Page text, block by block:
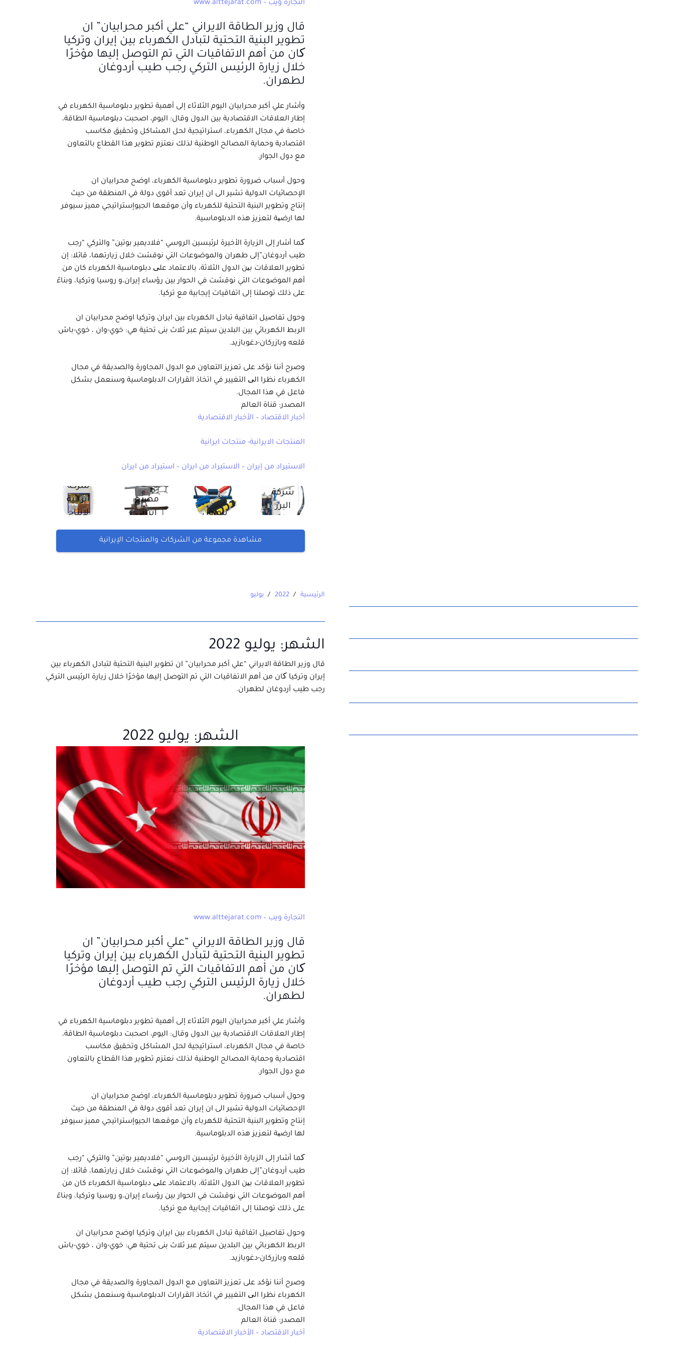
التجارة ويب – www.alttejarat.com
قال وزير الطاقة الايراني “علي أكبر محرابيان” ان
تطوير البنية التحتية لتبادل الكهرباء بين إيران وتركيا
کان من أهم الاتفاقيات التي تم التوصل إليها مؤخرًا
خلال زيارة الرئيس التركي رجب طيب أردوغان
لطهران.
وأشار علي أكبر محرابيان اليوم الثلاثاء إلى أهمية تطوير دبلوماسية الكهرباء في
إطار العلاقات الاقتصادية بين الدول وقال: اليوم، اصحبت دبلوماسية الطاقة،
خاصة في مجال الكهرباء، استراتيجية لحل المشاكل وتحقيق مكاسب
اقتصادية وحماية المصالح الوطنية لذلك نعتزم تطوير هذا القطاع بالتعاون
مع دول الجوار.
وحول أسباب ضرورة تطوير دبلوماسية الكهرباء، اوضح محرابيان ان
الإحصائيات الدولية تشير الى ان إيران تعد أقوى دولة في المنطقة من حيث
إنتاج وتطوير البنية التحتية للكهرباء وأن موقعها الجيوإستراتيجي مميز سيوفر
لها ارضیة لتعزيز هذه الدبلوماسية.
کما أشار إلى الزيارة الأخيرة لرئيسين الروسي “فلاديمير بوتين” والتركي “رجب
طيب أردوغان”إلى طهران والموضوعات التي نوقشت خلال زيارتهما، قائلا: إن
تطوير العلاقات بین الدول الثلاثة، بالاعتماد علی دبلوماسية الكهرباء كان من
أهم الموضوعات التي نوقشت في الحوار بين رؤساء إيران،و روسيا وتركيا، وبناءً
على ذلك توصلنا إلى اتفاقيات إيجابية مع تركيا.
وحول تفاصيل اتفاقية تبادل الكهرباء بين ايران وتركيا اوضح محرابيان ان
الربط الكهربائي بين البلدين سيتم عبر ثلاث بنى تحتية هي: خوي-وان ، خوي-باش
قلعه وبازركان-دغوبازيد.
وصرح أننا نؤكد على تعزيز التعاون مع الدول المجاورة والصديقة في مجال
الكهرباء نظرا الی التغيير في اتخاذ القرارات الدبلوماسية وسنعمل بشكل
فاعل في هذا المجال.
المصدر: قناة العالم
أخبار الاقتصاد – الأخبار الاقتصادية
المنتجات الايرانية- منتجات ايرانية
الاستيراد من إيران – الاستيراد من ايران – استيراد من ايران
شركة
البرز
نيورول
منتجات
ايرانية
مصنع
إيراني
الماكينات
– منتجات
شركة
ايرانية
لإنتاج
–
مشاهدة مجموعة من الشركات والمنتجات الإيرانية
الرئيسية /
2022
/ يوليو
الشهر: يوليو 2022
قال وزير الطاقة الايراني “علي أكبر محرابيان” ان تطوير البنية التحتية لتبادل الكهرباء بين
إيران وتركيا کان من أهم الاتفاقيات التي تم التوصل إليها مؤخرًا خلال زيارة الرئيس التركي
رجب طيب أردوغان لطهران.
الشهر: يوليو 2022
التجارة ويب – www.alttejarat.com
قال وزير الطاقة الايراني “علي أكبر محرابيان” ان
تطوير البنية التحتية لتبادل الكهرباء بين إيران وتركيا
کان من أهم الاتفاقيات التي تم التوصل إليها مؤخرًا
خلال زيارة الرئيس التركي رجب طيب أردوغان
لطهران.
وأشار علي أكبر محرابيان اليوم الثلاثاء إلى أهمية تطوير دبلوماسية الكهرباء في
إطار العلاقات الاقتصادية بين الدول وقال: اليوم، اصحبت دبلوماسية الطاقة،
خاصة في مجال الكهرباء، استراتيجية لحل المشاكل وتحقيق مكاسب
اقتصادية وحماية المصالح الوطنية لذلك نعتزم تطوير هذا القطاع بالتعاون
مع دول الجوار.
وحول أسباب ضرورة تطوير دبلوماسية الكهرباء، اوضح محرابيان ان
الإحصائيات الدولية تشير الى ان إيران تعد أقوى دولة في المنطقة من حيث
إنتاج وتطوير البنية التحتية للكهرباء وأن موقعها الجيوإستراتيجي مميز سيوفر
لها ارضیة لتعزيز هذه الدبلوماسية.
کما أشار إلى الزيارة الأخيرة لرئيسين الروسي “فلاديمير بوتين” والتركي “رجب
طيب أردوغان”إلى طهران والموضوعات التي نوقشت خلال زيارتهما، قائلا: إن
تطوير العلاقات بین الدول الثلاثة، بالاعتماد علی دبلوماسية الكهرباء كان من
أهم الموضوعات التي نوقشت في الحوار بين رؤساء إيران،و روسيا وتركيا، وبناءً
على ذلك توصلنا إلى اتفاقيات إيجابية مع تركيا.
وحول تفاصيل اتفاقية تبادل الكهرباء بين ايران وتركيا اوضح محرابيان ان
الربط الكهربائي بين البلدين سيتم عبر ثلاث بنى تحتية هي: خوي-وان ، خوي-باش
قلعه وبازركان-دغوبازيد.
وصرح أننا نؤكد على تعزيز التعاون مع الدول المجاورة والصديقة في مجال
الكهرباء نظرا الی التغيير في اتخاذ القرارات الدبلوماسية وسنعمل بشكل
فاعل في هذا المجال.
المصدر: قناة العالم
أخبار الاقتصاد – الأخبار الاقتصادية